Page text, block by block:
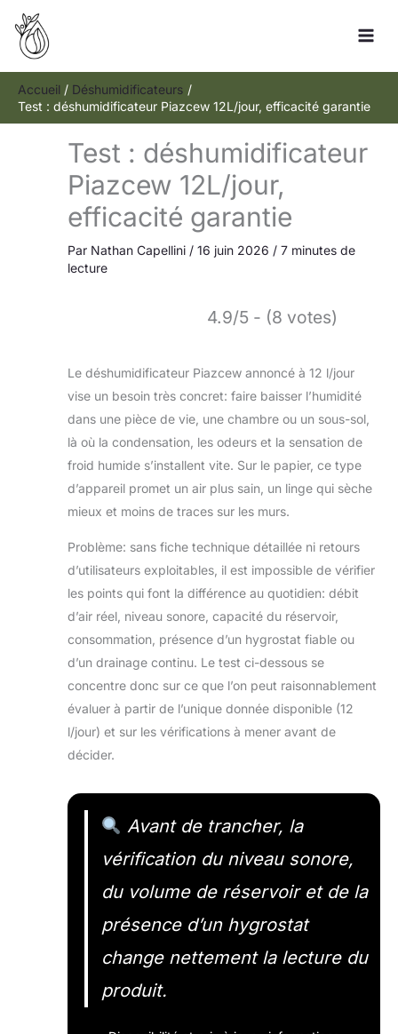
Aller
contenu
Accueil
Déshumidificateurs
Test : déshumidificateur Piazcew 12L/jour, efficacité garantie
Test : déshumidificateur
Piazcew 12L/jour,
efficacité garantie
Par Nathan Capellini / 16 juin 2026 / 7 minutes de
lecture
4.9/5 - (8 votes)
Le déshumidificateur Piazcew annoncé à 12 l/jour
vise un besoin très concret: faire baisser l’humidité
dans une pièce de vie, une chambre ou un sous-sol,
là où la condensation, les odeurs et la sensation de
froid humide s’installent vite. Sur le papier, ce type
d’appareil promet un air plus sain, un linge qui sèche
mieux et moins de traces sur les murs.
Problème: sans fiche technique détaillée ni retours
d’utilisateurs exploitables, il est impossible de vérifier
les points qui font la différence au quotidien: débit
d’air réel, niveau sonore, capacité du réservoir,
consommation, présence d’un hygrostat fiable ou
d’un drainage continu. Le test ci-dessous se
concentre donc sur ce que l’on peut raisonnablement
évaluer à partir de l’unique donnée disponible (12
l/jour) et sur les vérifications à mener avant de
décider.
Avant de trancher, la
vérification du niveau sonore,
du volume de réservoir et de la
présence d’un hygrostat
change nettement la lecture du
produit.
Rechercher